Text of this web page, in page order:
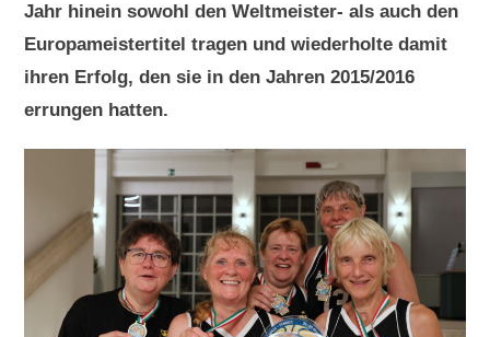
Jahr hinein sowohl den Weltmeister- als auch den
Europameistertitel tragen und wiederholte damit
ihren Erfolg, den sie in den Jahren 2015/2016
errungen hatten.